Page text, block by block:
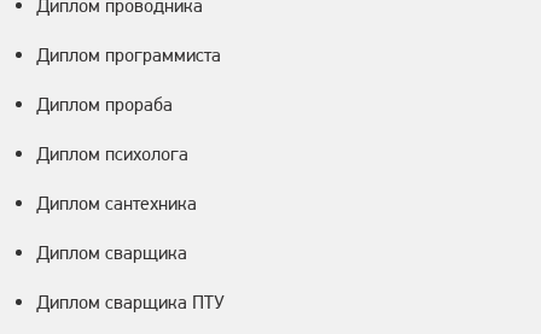
Диплом проводника
Диплом программиста
Диплом прораба
Диплом психолога
Диплом сантехника
Диплом сварщика
Диплом сварщика ПТУ